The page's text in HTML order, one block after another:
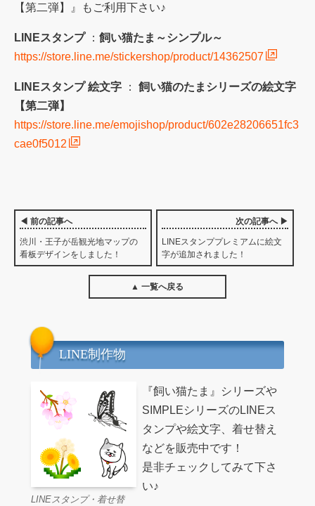
【第二弾】』もご利用下さい♪
LINEスタンプ ： 飼い猫たま～シンプル～
https://store.line.me/stickershop/product/14362507
LINEスタンプ 絵文字 ： 飼い猫のたまシリーズの絵文字
【第二弾】
https://store.line.me/emojishop/product/602e28206651fc3
cae0f5012
◀ 前の記事へ
渋川・王子が岳観光地マップの
看板デザインをしました！
次の記事へ ▶
LINEスタンププレミアムに絵文
字が追加されました！
▲ 一覧へ戻る
LINE制作物
LINEスタンプ・着せ替
『飼い猫たま』シリーズや
SIMPLEシリーズのLINEス
タンプや絵文字、着せ替え
などを販売中です！
是非チェックしてみて下さ
い♪